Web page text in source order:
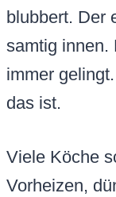
blubbert. Der
samtig innen.
immer
das ist.
Viele Köche
Vorheizen,